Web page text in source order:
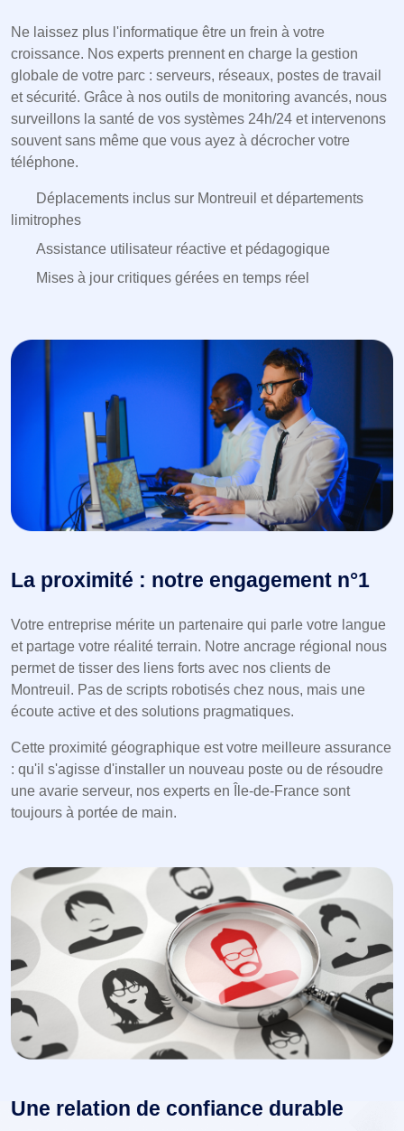
Ne laissez plus l'informatique être un frein à votre
croissance. Nos experts prennent en charge la gestion
globale de votre parc : serveurs, réseaux, postes de travail
et sécurité. Grâce à nos outils de monitoring avancés, nous
surveillons la santé de vos systèmes 24h/24 et intervenons
souvent sans même que vous ayez à décrocher votre
téléphone.
Déplacements inclus sur Montreuil et départements
limitrophes
Assistance utilisateur réactive et pédagogique
Mises à jour critiques gérées en temps réel
La proximité : notre engagement n°1
Votre entreprise mérite un partenaire qui parle votre langue
et partage votre réalité terrain. Notre ancrage régional nous
permet de tisser des liens forts avec nos clients de
Montreuil. Pas de scripts robotisés chez nous, mais une
écoute active et des solutions pragmatiques.
Cette proximité géographique est votre meilleure assurance
: qu'il s'agisse d'installer un nouveau poste ou de résoudre
une avarie serveur, nos experts en Île-de-France sont
toujours à portée de main.
Une relation de confiance durable